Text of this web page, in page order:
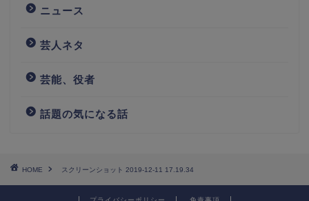
ニュース
芸人ネタ
芸能、役者
話題の気になる話
HOME スクリーンショット 2019-12-11 17.19.34